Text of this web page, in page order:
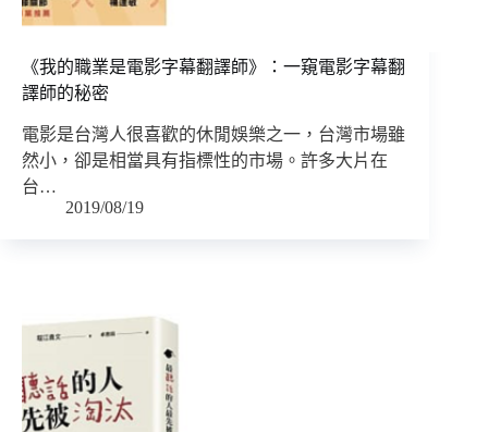
《我的職業是電影字幕翻譯師》：一窺電影字幕翻
譯師的秘密
電影是台灣人很喜歡的休閒娛樂之一，台灣市場雖
然小，卻是相當具有指標性的市場。許多大片在
台…
2019/08/19